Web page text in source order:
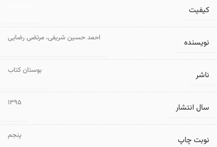
کیفیت
نویسنده احمد حسین شریفی، مرتضی رضایی
ناشر بوستان کتاب
سال انتشار 1395
نوبت چاپ پنجم